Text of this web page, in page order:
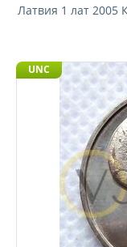
Латвия 1 лат 2005
UNC